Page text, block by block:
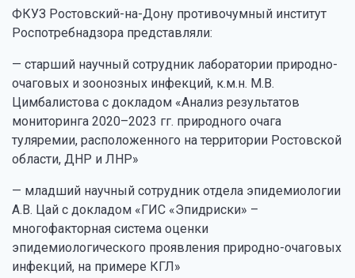
ФКУЗ Ростовский-на-Дону противочумный институт
Роспотребнадзора представляли:
— старший научный сотрудник лаборатории природно-
очаговых и зоонозных инфекций, к.м.н. М.В.
Цимбалистова с докладом «Анализ результатов
мониторинга 2020–2023 гг. природного очага
туляремии, расположенного на территории Ростовской
области, ДНР и ЛНР»
— младший научный сотрудник отдела эпидемиологии
А.В. Цай с докладом «ГИС «Эпидриски» –
многофакторная система оценки
эпидемиологического проявления природно-очаговых
инфекций, на примере КГЛ»